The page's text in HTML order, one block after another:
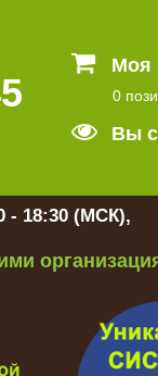
Моя
0
Вы
- 18:30